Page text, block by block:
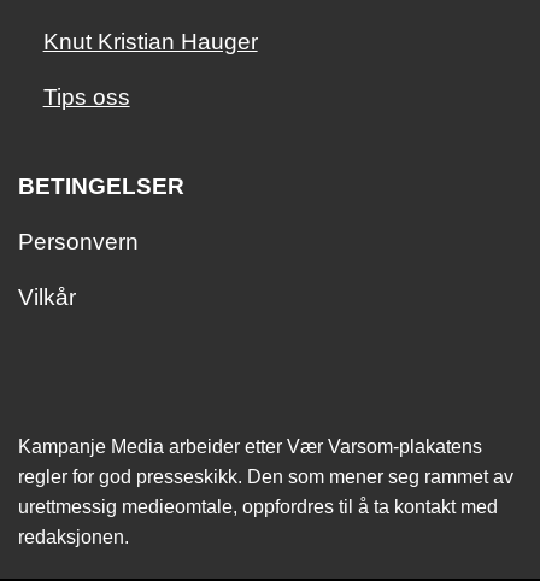
Knut Kristian Hauger
Tips oss
BETINGELSER
Personvern
Vilkår
Kampanje Media arbeider etter Vær Varsom-plakatens
regler for god presseskikk. Den som mener seg rammet av
urettmessig medie­omtale, oppfordres til å ta kontakt med
redaksjonen.